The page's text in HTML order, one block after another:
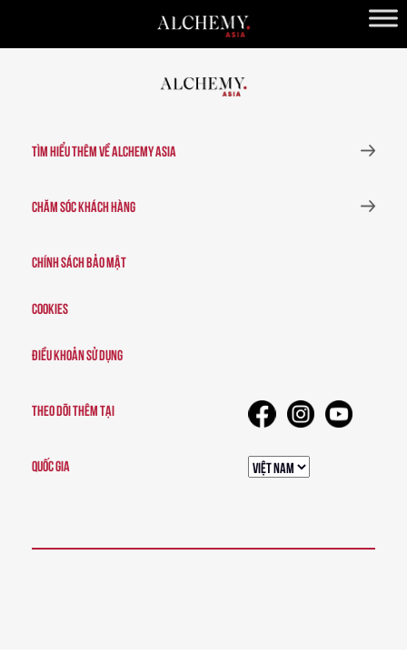
TÌM HIỂU THÊM VỀ ALCHEMY ASIA
CHĂM SÓC KHÁCH HÀNG
Chính sách bảo mật
Cookies
Điều khoản sử dụng
THEO DÕI THÊM TẠI
QUỐC GIA